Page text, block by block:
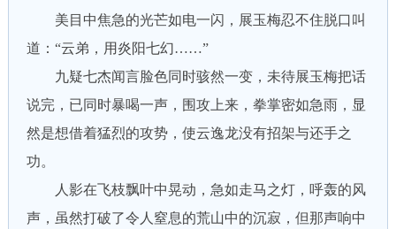
美目中焦急的光芒如电一闪，展玉梅忍不住脱口叫
道：“云弟，用炎阳七幻……”
九疑七杰闻言脸色同时骇然一变，未待展玉梅把话
说完，已同时暴喝一声，围攻上来，拳掌密如急雨，显
然是想借着猛烈的攻势，使云逸龙没有招架与还手之
功。
人影在飞枝飘叶中晃动，急如走马之灯，呼轰的风
声，虽然打破了令人窒息的荒山中的沉寂，但那声响中